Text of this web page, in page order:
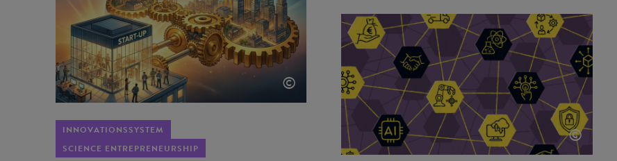
©
INNOVATIONSSYSTEM
SCIENCE ENTREPRENEURSHIP
©